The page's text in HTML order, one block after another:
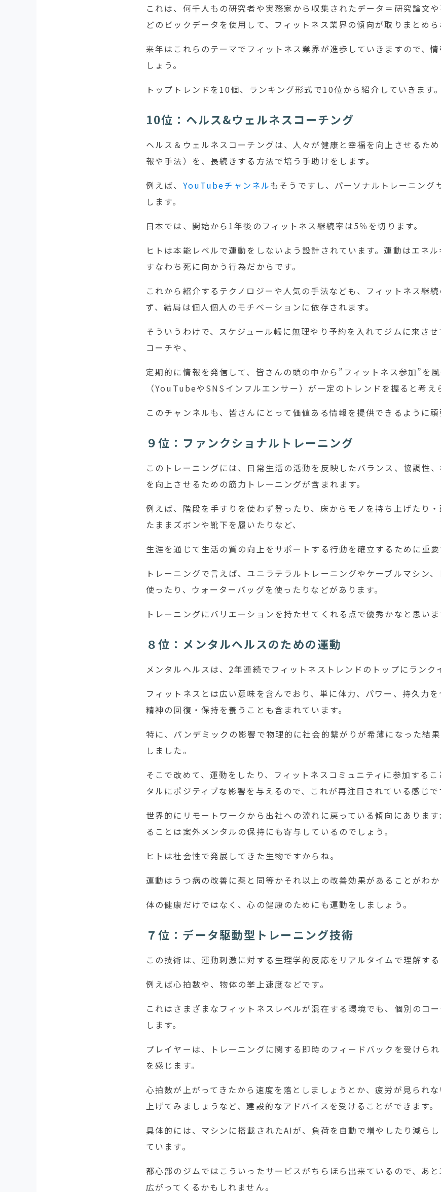
これは、何千人もの研究者や実務家から収集されたデータ＝研究論文
どのビックデータを使用して、フィットネス業界の傾向が取りまとめら
来年はこれらのテーマでフィットネス業界が進歩していきますので、
しょう。
トップトレンドを10個、ランキング形式で10位から紹介していきます。
10位：ヘルス&ウェルネスコーチング
ヘルス＆ウェルネスコーチングは、人々が健康と幸福を向上させるた
報や手法）を、長続きする方法で培う手助けをします。
例えば、 YouTubeチャンネルもそうですし、パーソナルトレーニング
します。
日本では、開始から1年後のフィットネス継続率は5％を切ります。
ヒトは本能レベルで運動をしないよう設計されています。運動はエネ
すなわち死に向かう行為だからです。
これから紹介するテクノロジーや人気の手法なども、フィットネス継
ず、結局は個人個人のモチベーションに依存されます。
そういうわけで、スケジュール帳に無理やり予約を入れてジムに来さ
コーチや、
定期的に情報を発信して、皆さんの頭の中から”フィットネス参加”を
（YouTubeやSNSインフルエンサー）が一定のトレンドを握ると考え
このチャンネルも、皆さんにとって価値ある情報を提供できるように頑
９位：ファンクショナルトレーニング
このトレーニングには、日常生活の活動を反映したバランス、協調性
を向上させるための筋力トレーニングが含まれます。
例えば、階段を手すりを使わず登ったり、床からモノを持ち上げたり
たままズボンや靴下を履いたりなど、
生涯を通じて生活の質の向上をサポートする行動を確立するために重要
トレーニングで言えば、ユニラテラルトレーニングやケーブルマシン
使ったり、ウォーターバッグを使ったりなどがあります。
トレーニングにバリエーションを持たせてくれる点で優秀かなと思いま
８位：メンタルヘルスのための運動
メンタルヘルスは、2年連続でフィットネストレンドのトップにランク
フィットネスとは広い意味を含んでおり、単に体力、パワー、持久力を
精神の回復・保持を養うことも含まれています。
特に、パンデミックの影響で物理的に社会的繋がりが希薄になった結
しました。
そこで改めて、運動をしたり、フィットネスコミュニティに参加する
タルにポジティブな影響を与えるので、これが再注目されている感じで
世界的にリモートワークから出社への流れに戻っている傾向にありま
ることは案外メンタルの保持にも寄与しているのでしょう。
ヒトは社会性で発展してきた生物ですからね。
運動はうつ病の改善に薬と同等かそれ以上の改善効果があることがわか
体の健康だけではなく、心の健康のためにも運動をしましょう。
７位：データ駆動型トレーニング技術
この技術は、運動刺激に対する生理学的反応をリアルタイムで理解する
例えば心拍数や、物体の挙上速度などです。
これはさまざまなフィットネスレベルが混在する環境でも、個別のコ
します。
プレイヤーは、トレーニングに関する即時のフィードバックを受けら
を感じます。
心拍数が上がってきたから速度を落としましょうとか、疲労が見られ
上げてみましょうなど、建設的なアドバイスを受けることができます。
具体的には、マシンに搭載されたAIが、負荷を自動で増やしたり減ら
ています。
都心部のジムではこういったサービスがちらほら出来ているので、あ
広がってくるかもしれません。